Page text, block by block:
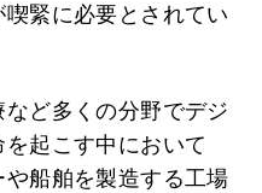
緊に必要とされてい
ど多くの分野でデジ
起こす中において
船舶を製造する工場